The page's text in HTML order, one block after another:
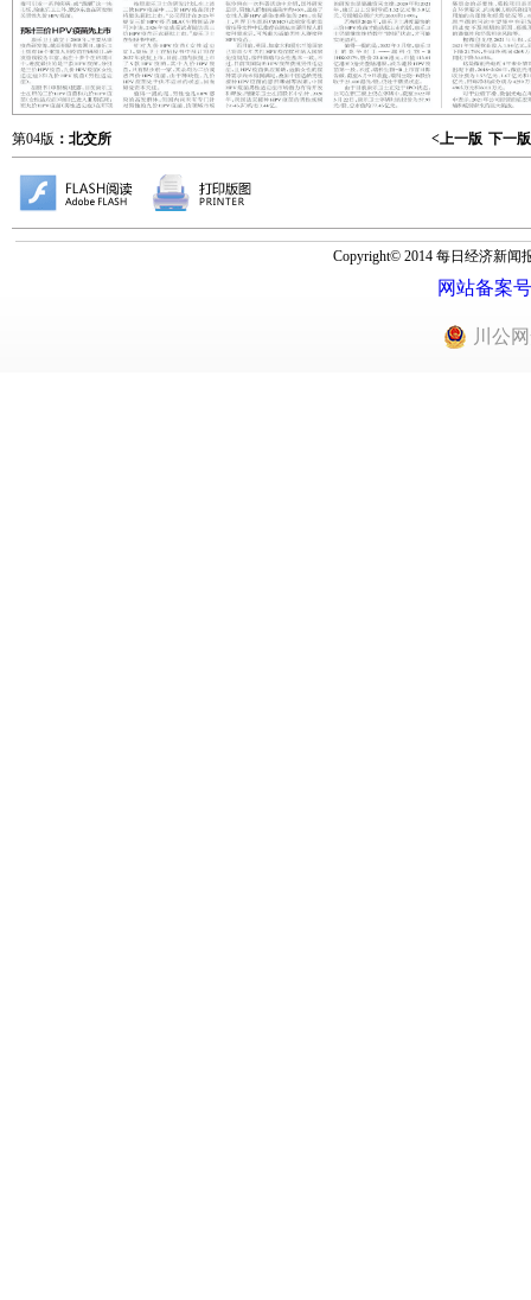
第04版 ：北交所 下一
<上一版
Copyright© 2014 每日经济新
网站备案
川公